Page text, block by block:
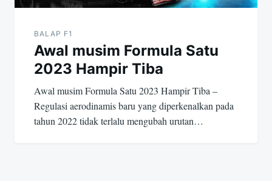
BALAP F1
Awal musim Formula Satu
2023 Hampir Tiba
Awal musim Formula Satu 2023 Hampir Tiba –
Regulasi aerodinamis baru yang diperkenalkan pada
tahun 2022 tidak terlalu mengubah urutan…